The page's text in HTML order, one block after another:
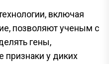
включая
позволяют ученым с
гены,
у диких